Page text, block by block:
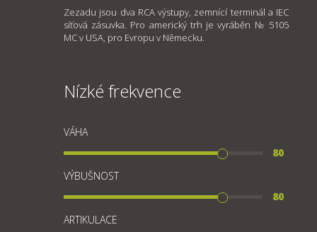
Zezadu jsou dva RCA výstupy, zemnící terminál a IEC
síťová zásuvka. Pro americký trh je vyráběn № 5105
MC v USA, pro Evropu v Německu.
Nízké frekvence
VÁHA
80
VÝBUŠNOST
80
ARTIKULACE